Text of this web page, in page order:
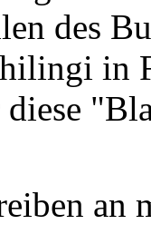
des
in